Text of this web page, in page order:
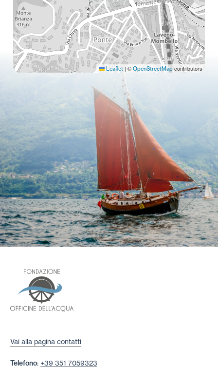
Leaflet | ©OpenStreetMap contributors
Vai alla pagina contatti
Telefono:+39 351 7059323